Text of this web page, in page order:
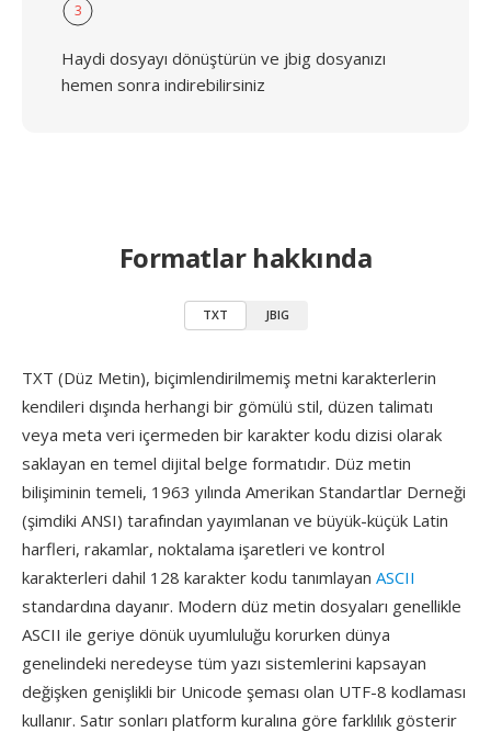
3
Haydi dosyayı dönüştürün ve jbig dosyanızı
hemen sonra indirebilirsiniz
Formatlar hakkında
TXT JBIG
TXT (Düz Metin), biçimlendirilmemiş metni karakterlerin
kendileri dışında herhangi bir gömülü stil, düzen talimatı
veya meta veri içermeden bir karakter kodu dizisi olarak
saklayan en temel dijital belge formatıdır. Düz metin
bilişiminin temeli, 1963 yılında Amerikan Standartlar Derneği
(şimdiki ANSI) tarafından yayımlanan ve büyük-küçük Latin
harfleri, rakamlar, noktalama işaretleri ve kontrol
karakterleri dahil 128 karakter kodu tanımlayan ASCII
standardına dayanır. Modern düz metin dosyaları genellikle
ASCII ile geriye dönük uyumluluğu korurken dünya
genelindeki neredeyse tüm yazı sistemlerini kapsayan
değişken genişlikli bir Unicode şeması olan UTF-8 kodlaması
kullanır. Satır sonları platform kuralına göre farklılık gösterir